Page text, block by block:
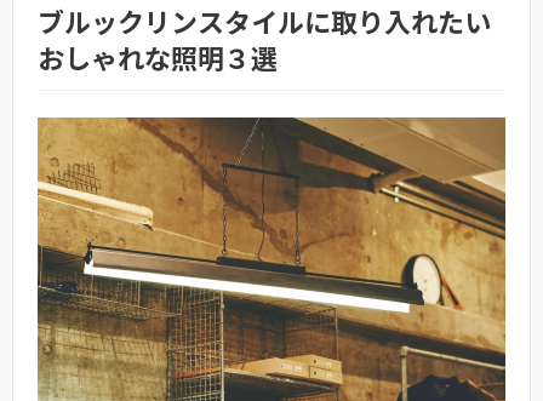
ブルックリンスタイルに取り入れたい
おしゃれな照明３選